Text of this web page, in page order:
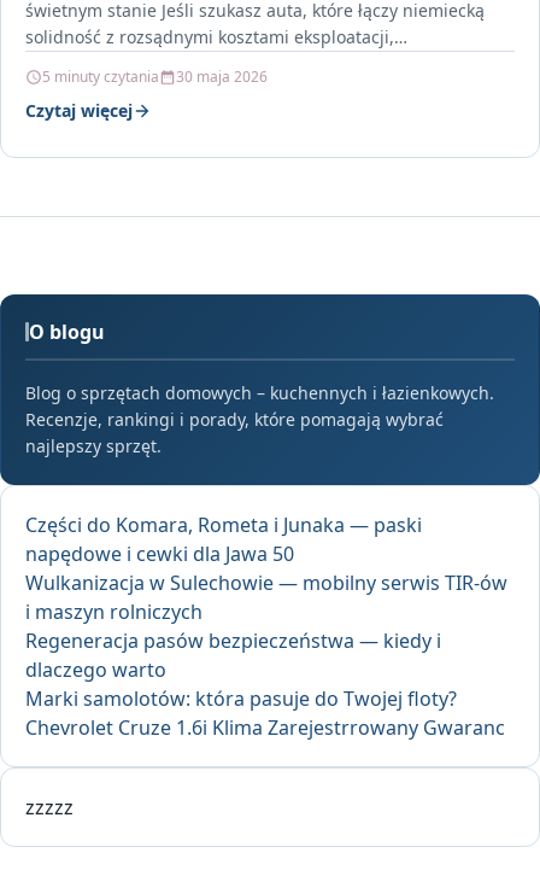
świetnym stanie Jeśli szukasz auta, które łączy niemiecką
solidność z rozsądnymi kosztami eksploatacji,…
5 minuty czytania 30 maja 2026
Czytaj więcej
O blogu
Blog o sprzętach domowych – kuchennych i łazienkowych.
Recenzje, rankingi i porady, które pomagają wybrać
najlepszy sprzęt.
Części do Komara, Rometa i Junaka — paski
napędowe i cewki dla Jawa 50
Wulkanizacja w Sulechowie — mobilny serwis TIR-ów
i maszyn rolniczych
Regeneracja pasów bezpieczeństwa — kiedy i
dlaczego warto
Marki samolotów: która pasuje do Twojej floty?
Chevrolet Cruze 1.6i Klima Zarejestrrowany Gwaranc
zzzzz